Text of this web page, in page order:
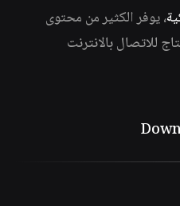
، يوفر الكثير من محتوى
للاتصال بالانترنت